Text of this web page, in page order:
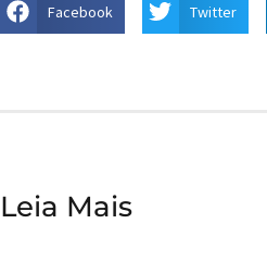
Facebook Twitter
Leia Mais